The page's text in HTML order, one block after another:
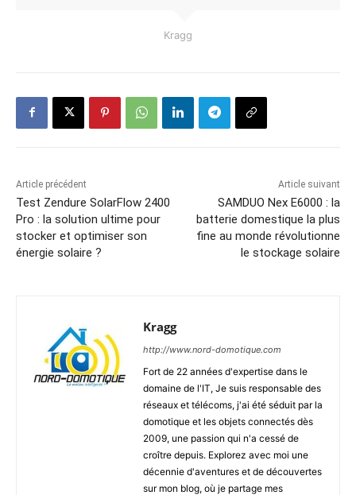
Kragg
Article précédent
Test Zendure SolarFlow 2400
Pro : la solution ultime pour
stocker et optimiser son
énergie solaire ?
Article suivant
SAMDUO Nex E6000 : la
batterie domestique la plus
fine au monde révolutionne
le stockage solaire
Kragg
http://www.nord-domotique.com
Fort de 22 années d'expertise dans le
domaine de l'IT, Je suis responsable des
réseaux et télécoms, j'ai été séduit par la
domotique et les objets connectés dès
2009, une passion qui n'a cessé de
croître depuis. Explorez avec moi une
décennie d'aventures et de découvertes
sur mon blog, où je partage mes